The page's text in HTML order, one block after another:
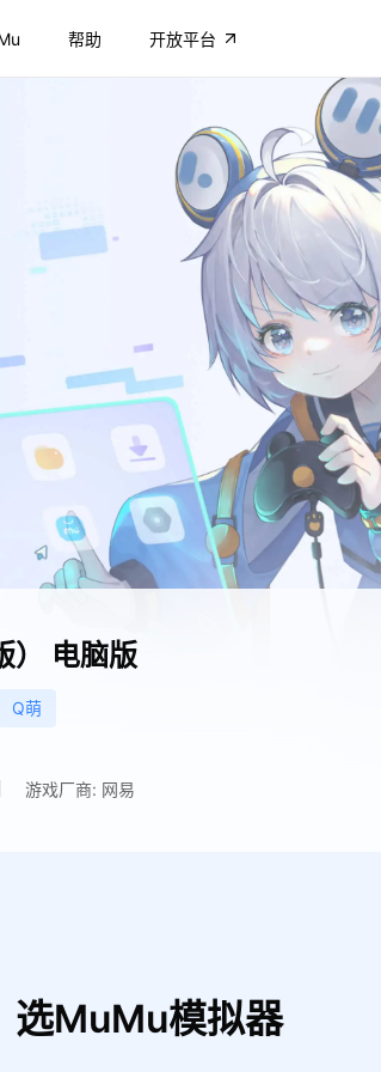
帮助 开放平台
） 电脑版
Q萌
游戏厂商: 网易
选MuMu模拟器